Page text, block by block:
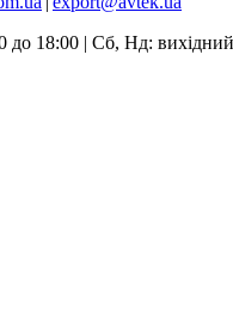
до 18:00 | Сб, Нд: вихідний